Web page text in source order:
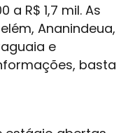
a R$ 1,7 mil. As
Ananindeua,
e
basta